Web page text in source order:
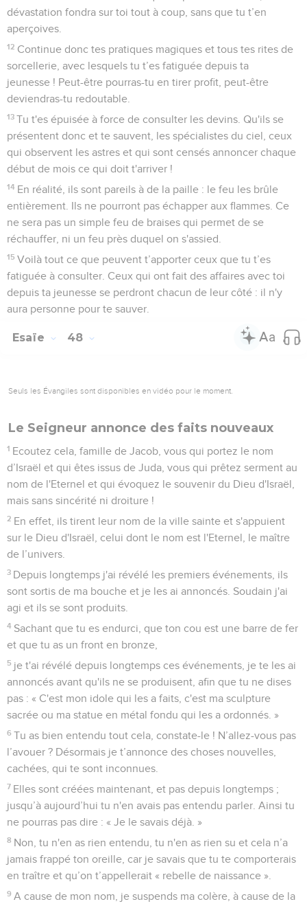
dévastation fondra sur toi tout à coup, sans que tu t’en
aperçoives.
12 Continue donc tes pratiques magiques et tous tes rites de
sorcellerie, avec lesquels tu t’es fatiguée depuis ta
jeunesse ! Peut-être pourras-tu en tirer profit, peut-être
deviendras-tu redoutable.
13 Tu t'es épuisée à force de consulter les devins. Qu'ils se
présentent donc et te sauvent, les spécialistes du ciel, ceux
qui observent les astres et qui sont censés annoncer chaque
début de mois ce qui doit t'arriver !
14 En réalité, ils sont pareils à de la paille : le feu les brûle
entièrement. Ils ne pourront pas échapper aux flammes. Ce
ne sera pas un simple feu de braises qui permet de se
réchauffer, ni un feu près duquel on s'assied.
15 Voilà tout ce que peuvent t’apporter ceux que tu t’es
fatiguée à consulter. Ceux qui ont fait des affaires avec toi
depuis ta jeunesse se perdront chacun de leur côté : il n'y
aura personne pour te sauver.
Esaïe 48
Seuls les Évangiles sont disponibles en vidéo pour le moment.
Le Seigneur annonce des faits nouveaux
1 Ecoutez cela, famille de Jacob, vous qui portez le nom
d’Israël et qui êtes issus de Juda, vous qui prêtez serment au
nom de l'Eternel et qui évoquez le souvenir du Dieu d'Israël,
mais sans sincérité ni droiture !
2 En effet, ils tirent leur nom de la ville sainte et s'appuient
sur le Dieu d'Israël, celui dont le nom est l'Eternel, le maître
de l’univers.
3 Depuis longtemps j'ai révélé les premiers événements, ils
sont sortis de ma bouche et je les ai annoncés. Soudain j'ai
agi et ils se sont produits.
4 Sachant que tu es endurci, que ton cou est une barre de fer
et que tu as un front en bronze,
5 je t'ai révélé depuis longtemps ces événements, je te les ai
annoncés avant qu'ils ne se produisent, afin que tu ne dises
pas : « C'est mon idole qui les a faits, c'est ma sculpture
sacrée ou ma statue en métal fondu qui les a ordonnés. »
6 Tu as bien entendu tout cela, constate-le ! N’allez-vous pas
l’avouer ? Désormais je t’annonce des choses nouvelles,
cachées, qui te sont inconnues.
7 Elles sont créées maintenant, et pas depuis longtemps ;
jusqu’à aujourd’hui tu n'en avais pas entendu parler. Ainsi tu
ne pourras pas dire : « Je le savais déjà. »
8 Non, tu n'en as rien entendu, tu n'en as rien su et cela n’a
jamais frappé ton oreille, car je savais que tu te comporterais
en traître et qu’on t’appellerait « rebelle de naissance ».
9 A cause de mon nom, je suspends ma colère, à cause de la